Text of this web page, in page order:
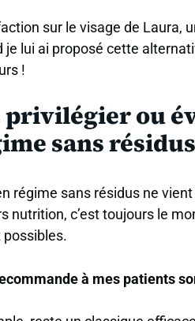
sur le visage de Laura,
lui ai proposé cette
!
ou
sans
régime sans résidus ne
nutrition, c’est toujours le
à mes patients